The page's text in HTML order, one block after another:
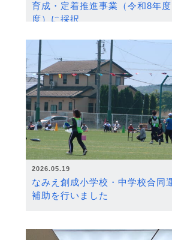
育成・定着推進事業（令和8年
度）に採択
2026.05.19
なみえ創成小学校・中学校合同
補助を行いました